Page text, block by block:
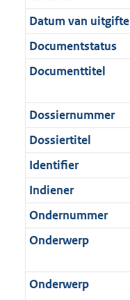
f
r
m
a
n
o
r
a
t
b
i
f
o
m
a
t
K
e
n
f
r
a
a
t
K
b
Datum van uitgifte
Documentstatus
Documenttitel
Dossiernummer
Dossiertitel
Identifier
Indiener
Ondernummer
Onderwerp
Onderwerp